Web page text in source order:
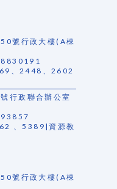
號行政大樓(A棟
、2448、2602
行政聯合辦公室
、5389|資源教
號行政大樓(A棟